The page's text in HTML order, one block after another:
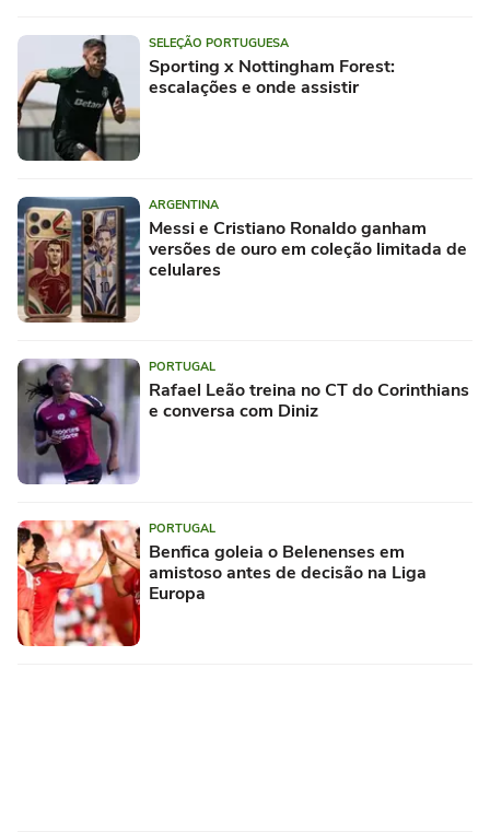
SELEÇÃO PORTUGUESA
Sporting x Nottingham Forest:
escalações e onde assistir
ARGENTINA
Messi e Cristiano Ronaldo ganham
versões de ouro em coleção limitada de
celulares
PORTUGAL
Rafael Leão treina no CT do Corinthians
e conversa com Diniz
PORTUGAL
Benfica goleia o Belenenses em
amistoso antes de decisão na Liga
Europa